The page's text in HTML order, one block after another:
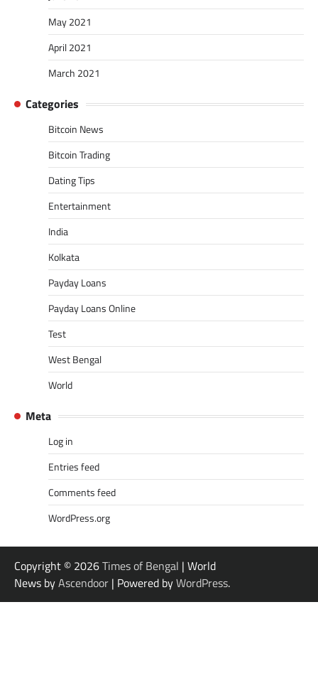
May 2021
April 2021
March 2021
Categories
Bitcoin News
Bitcoin Trading
Dating Tips
Entertainment
India
Kolkata
Payday Loans
Payday Loans Online
Test
West Bengal
World
Meta
Log in
Entries feed
Comments feed
WordPress.org
Copyright © 2026Times of Bengal | World
News byAscendoor | Powered byWordPress.